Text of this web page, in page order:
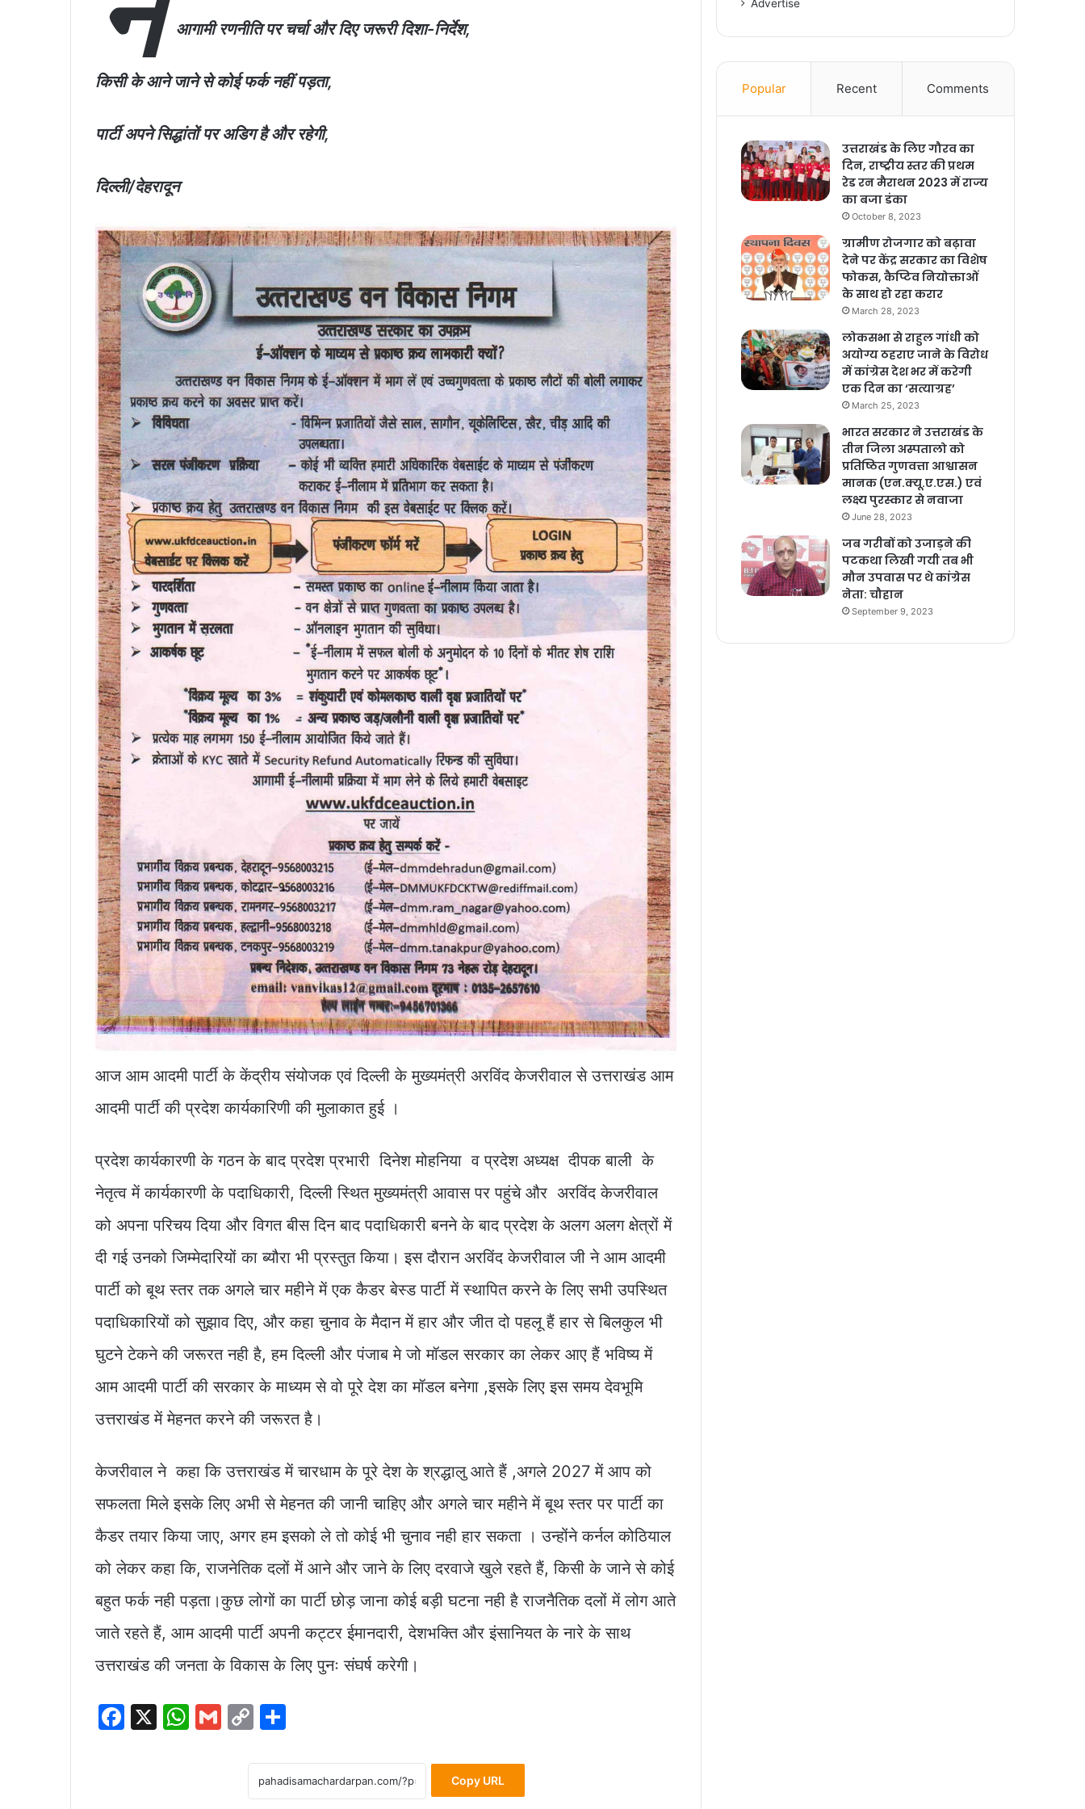
e
b
o
A
p
Li
k
आगामी रणनीति पर चर्चा और दिए जरूरी दिशा-निर्देश,
किसी के आने जाने से कोई फर्क नहीं पड़ता,
पार्टी अपने सिद्धांतों पर अडिग है और रहेगी,
दिल्ली/देहरादून
आज आम आदमी पार्टी के केंद्रीय संयोजक एवं दिल्ली के मुख्यमंत्री अरविंद केजरीवाल से उत्तराखंड आम
आदमी पार्टी की प्रदेश कार्यकारिणी की मुलाकात हुई ।
प्रदेश कार्यकारणी के गठन के बाद प्रदेश प्रभारी दिनेश मोहनिया व प्रदेश अध्यक्ष दीपक बाली के
नेतृत्व में कार्यकारणी के पदाधिकारी, दिल्ली स्थित मुख्यमंत्री आवास पर पहुंचे और अरविंद केजरीवाल
को अपना परिचय दिया और विगत बीस दिन बाद पदाधिकारी बनने के बाद प्रदेश के अलग अलग क्षेत्रों में
दी गई उनको जिम्मेदारियों का ब्यौरा भी प्रस्तुत किया। इस दौरान अरविंद केजरीवाल जी ने आम आदमी
पार्टी को बूथ स्तर तक अगले चार महीने में एक कैडर बेस्ड पार्टी में स्थापित करने के लिए सभी उपस्थित
पदाधिकारियों को सुझाव दिए, और कहा चुनाव के मैदान में हार और जीत दो पहलू हैं हार से बिलकुल भी
घुटने टेकने की जरूरत नही है, हम दिल्ली और पंजाब मे जो मॉडल सरकार का लेकर आए हैं भविष्य में
आम आदमी पार्टी की सरकार के माध्यम से वो पूरे देश का मॉडल बनेगा ,इसके लिए इस समय देवभूमि
उत्तराखंड में मेहनत करने की जरूरत है।
केजरीवाल ने कहा कि उत्तराखंड में चारधाम के पूरे देश के श्रद्धालु आते हैं ,अगले 2027 में आप को
सफलता मिले इसके लिए अभी से मेहनत की जानी चाहिए और अगले चार महीने में बूथ स्तर पर पार्टी का
कैडर तयार किया जाए, अगर हम इसको ले तो कोई भी चुनाव नही हार सकता । उन्होंने कर्नल कोठियाल
को लेकर कहा कि, राजनेतिक दलों में आने और जाने के लिए दरवाजे खुले रहते हैं, किसी के जाने से कोई
बहुत फर्क नही पड़ता।कुछ लोगों का पार्टी छोड़ जाना कोई बड़ी घटना नही है राजनैतिक दलों में लोग आते
जाते रहते हैं, आम आदमी पार्टी अपनी कट्टर ईमानदारी, देशभक्ति और इंसानियत के नारे के साथ
उत्तराखंड की जनता के विकास के लिए पुनः संघर्ष करेगी।
F
X
W G
C
p
y
ar
e
Copy URL
Advertise
Popular Recent Comments
उत्तराखंड के लिए गौरव का
दिन, राष्ट्रीय स्तर की प्रथम
रेड रन मैराथन 2023 में राज्य
का बजा डंका
October 8, 2023
ग्रामीण रोजगार को बढ़ावा
देने पर केंद्र सरकार का विशेष
फोकस, कैप्टिव नियोक्ताओं
के साथ हो रहा करार
March 28, 2023
लोकसभा से राहुल गांधी को
अयोग्य ठहराए जाने के विरोध
में कांग्रेस देश भर में करेगी
एक दिन का ‘सत्याग्रह’
March 25, 2023
भारत सरकार ने उत्तराखंड के
तीन जिला अस्पतालो को
प्रतिष्ठित गुणवत्ता आश्वासन
मानक (एन.क्यू.ए.एस.) एवं
लक्ष्य पुरस्कार से नवाजा
June 28, 2023
जब गरीबों को उजाड़ने की
पटकथा लिखी गयी तब भी
मौन उपवास पर थे कांग्रेस
नेता: चौहान
September 9, 2023